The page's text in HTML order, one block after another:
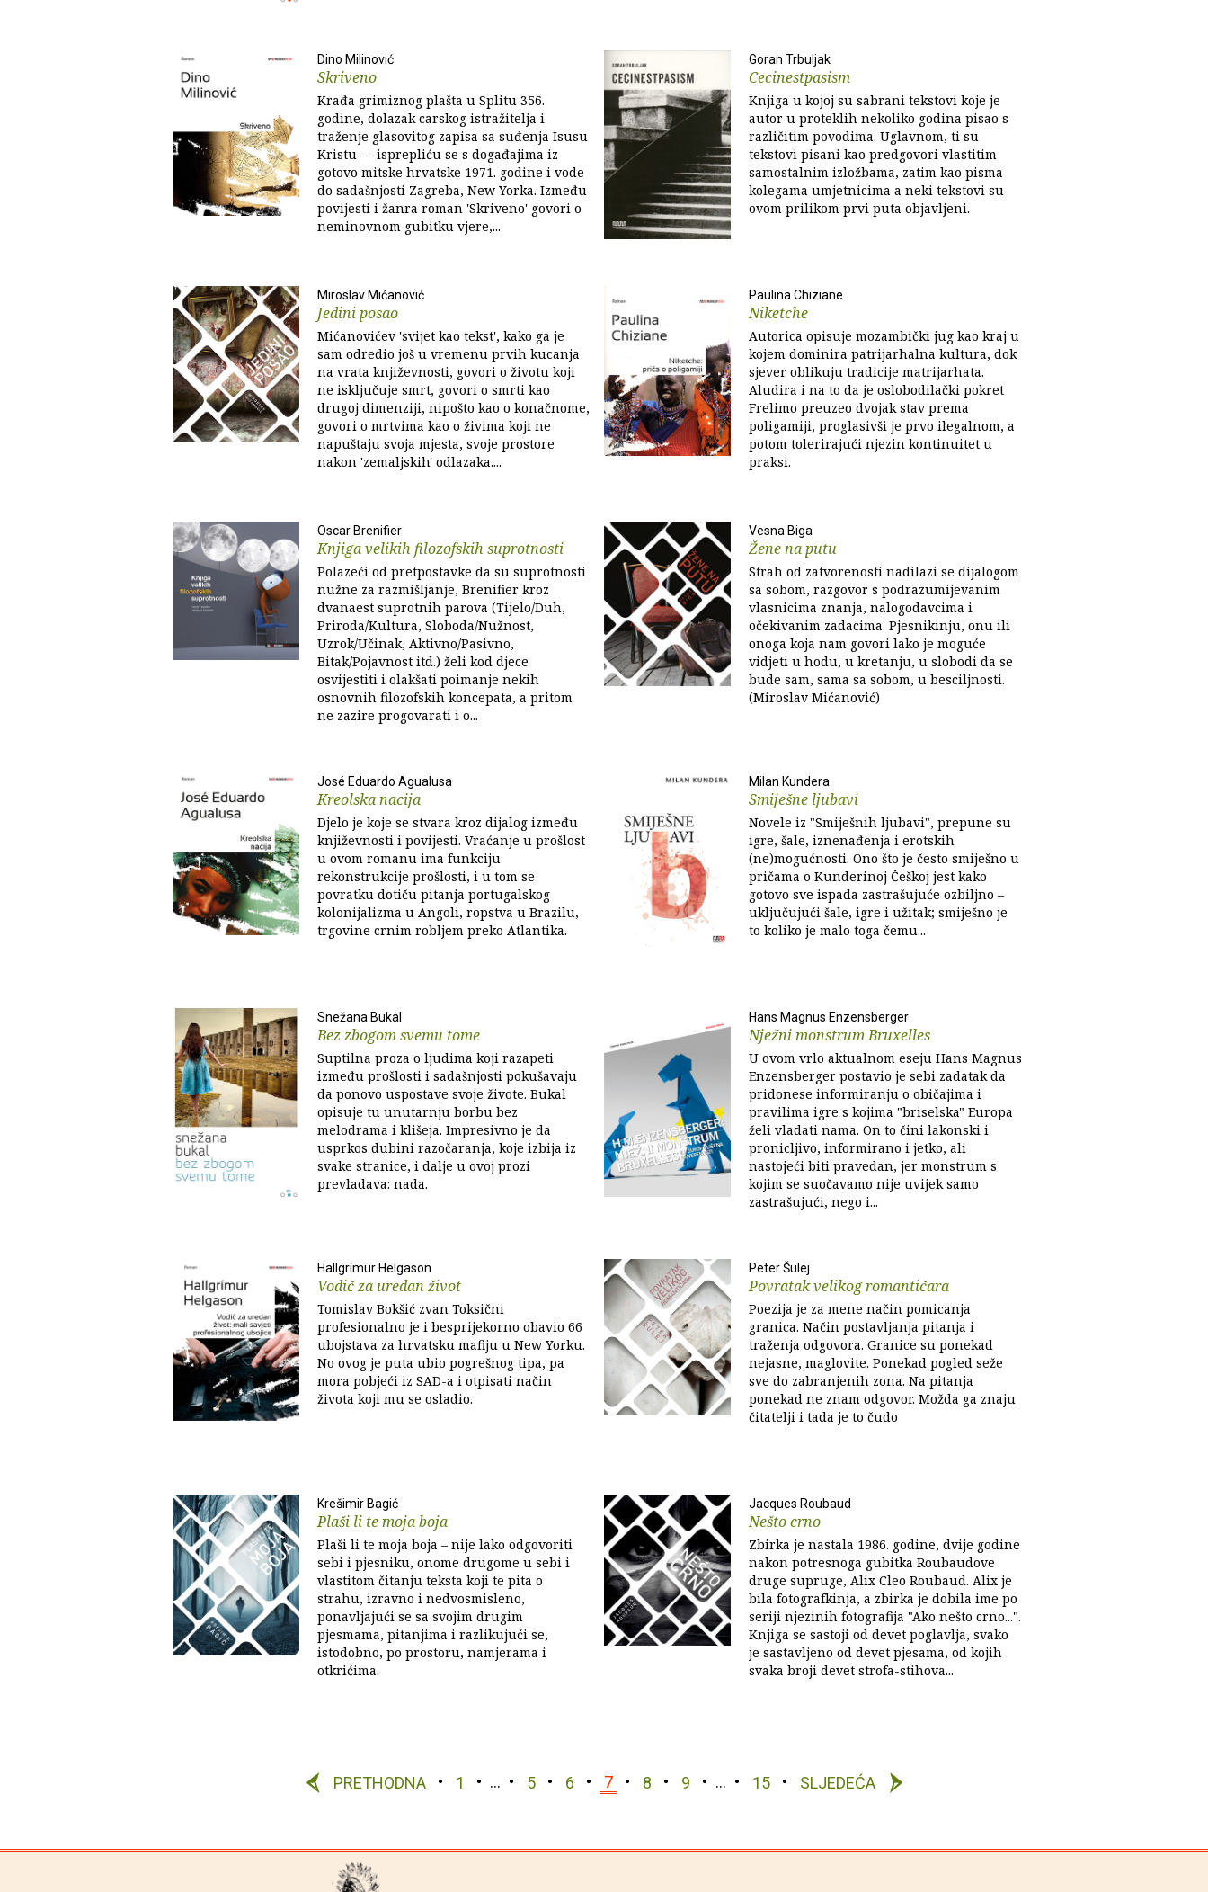
Dino Milinović
Skriveno
Krađa grimiznog plašta u Splitu 356.
godine, dolazak carskog istražitelja i
traženje glasovitog zapisa sa suđenja Isusu
Kristu — isprepliću se s događajima iz
gotovo mitske hrvatske 1971. godine i vode
do sadašnjosti Zagreba, New Yorka. Između
povijesti i žanra roman 'Skriveno' govori o
neminovnom gubitku vjere,...
Goran Trbuljak
Cecinestpasism
Knjiga u kojoj su sabrani tekstovi koje je
autor u proteklih nekoliko godina pisao s
različitim povodima. Uglavnom, ti su
tekstovi pisani kao predgovori vlastitim
samostalnim izložbama, zatim kao pisma
kolegama umjetnicima a neki tekstovi su
ovom prilikom prvi puta objavljeni.
Miroslav Mićanović
Jedini posao
Mićanovićev 'svijet kao tekst', kako ga je
sam odredio još u vremenu prvih kucanja
na vrata književnosti, govori o životu koji
ne isključuje smrt, govori o smrti kao
drugoj dimenziji, nipošto kao o konačnome,
govori o mrtvima kao o živima koji ne
napuštaju svoja mjesta, svoje prostore
nakon 'zemaljskih' odlazaka....
Paulina Chiziane
Niketche
Autorica opisuje mozambički jug kao kraj u
kojem dominira patrijarhalna kultura, dok
sjever oblikuju tradicije matrijarhata.
Aludira i na to da je oslobodilački pokret
Frelimo preuzeo dvojak stav prema
poligamiji, proglasivši je prvo ilegalnom, a
potom tolerirajući njezin kontinuitet u
praksi.
Oscar Brenifier
Knjiga velikih filozofskih suprotnosti
Polazeći od pretpostavke da su suprotnosti
nužne za razmišljanje, Brenifier kroz
dvanaest suprotnih parova (Tijelo/Duh,
Priroda/Kultura, Sloboda/Nužnost,
Uzrok/Učinak, Aktivno/Pasivno,
Bitak/Pojavnost itd.) želi kod djece
osvijestiti i olakšati poimanje nekih
osnovnih filozofskih koncepata, a pritom
ne zazire progovarati i o...
Vesna Biga
Žene na putu
Strah od zatvorenosti nadilazi se dijalogom
sa sobom, razgovor s podrazumijevanim
vlasnicima znanja, nalogodavcima i
očekivanim zadacima. Pjesnikinju, onu ili
onoga koja nam govori lako je moguće
vidjeti u hodu, u kretanju, u slobodi da se
bude sam, sama sa sobom, u besciljnosti.
(Miroslav Mićanović)
José Eduardo Agualusa
Kreolska nacija
Djelo je koje se stvara kroz dijalog između
književnosti i povijesti. Vraćanje u prošlost
u ovom romanu ima funkciju
rekonstrukcije prošlosti, i u tom se
povratku dotiču pitanja portugalskog
kolonijalizma u Angoli, ropstva u Brazilu,
trgovine crnim robljem preko Atlantika.
Milan Kundera
Smiješne ljubavi
Novele iz "Smiješnih ljubavi", prepune su
igre, šale, iznenađenja i erotskih
(ne)mogućnosti. Ono što je često smiješno u
pričama o Kunderinoj Češkoj jest kako
gotovo sve ispada zastrašujuće ozbiljno –
uključujući šale, igre i užitak; smiješno je
to koliko je malo toga čemu...
Snežana Bukal
Bez zbogom svemu tome
Suptilna proza o ljudima koji razapeti
između prošlosti i sadašnjosti pokušavaju
da ponovo uspostave svoje živote. Bukal
opisuje tu unutarnju borbu bez
melodrama i klišeja. Impresivno je da
usprkos dubini razočaranja, koje izbija iz
svake stranice, i dalje u ovoj prozi
prevladava: nada.
Hans Magnus Enzensberger
Nježni monstrum Bruxelles
U ovom vrlo aktualnom eseju Hans Magnus
Enzensberger postavio je sebi zadatak da
pridonese informiranju o običajima i
pravilima igre s kojima "briselska" Europa
želi vladati nama. On to čini lakonski i
pronicljivo, informirano i jetko, ali
nastojeći biti pravedan, jer monstrum s
kojim se suočavamo nije uvijek samo
zastrašujući, nego i...
Hallgrímur Helgason
Vodič za uredan život
Tomislav Bokšić zvan Toksični
profesionalno je i besprijekorno obavio 66
ubojstava za hrvatsku mafiju u New Yorku.
No ovog je puta ubio pogrešnog tipa, pa
mora pobjeći iz SAD-a i otpisati način
života koji mu se osladio.
Peter Šulej
Povratak velikog romantičara
Poezija je za mene način pomicanja
granica. Način postavljanja pitanja i
traženja odgovora. Granice su ponekad
nejasne, maglovite. Ponekad pogled seže
sve do zabranjenih zona. Na pitanja
ponekad ne znam odgovor. Možda ga znaju
čitatelji i tada je to čudo
Krešimir Bagić
Plaši li te moja boja
Plaši li te moja boja – nije lako odgovoriti
sebi i pjesniku, onome drugome u sebi i
vlastitom čitanju teksta koji te pita o
strahu, izravno i nedvosmisleno,
ponavljajući se sa svojim drugim
pjesmama, pitanjima i razlikujući se,
istodobno, po prostoru, namjerama i
otkrićima.
Jacques Roubaud
Nešto crno
Zbirka je nastala 1986. godine, dvije godine
nakon potresnoga gubitka Roubaudove
druge supruge, Alix Cleo Roubaud. Alix je
bila fotografkinja, a zbirka je dobila ime po
seriji njezinih fotografija "Ako nešto crno...".
Knjiga se sastoji od devet poglavlja, svako
je sastavljeno od devet pjesama, od kojih
svaka broji devet strofa-stihova...
PRETHODNA 1 … 5 6 7 8 9 … 15 SLJEDEĆA